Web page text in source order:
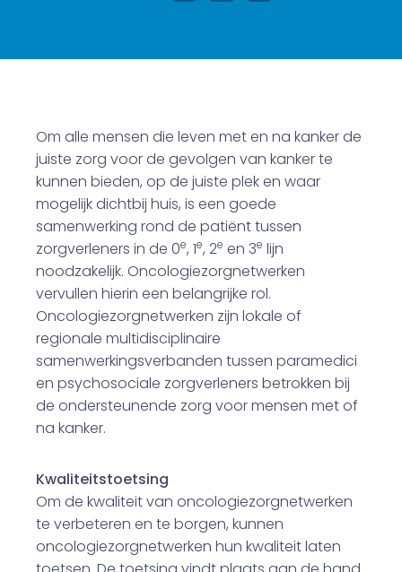
Om alle mensen die leven met en na kanker de
juiste zorg voor de gevolgen van kanker te
kunnen bieden, op de juiste plek en waar
mogelijk dichtbij huis, is een goede
samenwerking rond de patiënt tussen
zorgverleners in de 0e, 1e, 2e en 3e lijn
noodzakelijk. Oncologiezorgnetwerken
vervullen hierin een belangrijke rol.
Oncologiezorgnetwerken zijn lokale of
regionale multidisciplinaire
samenwerkingsverbanden tussen paramedici
en psychosociale zorgverleners betrokken bij
de ondersteunende zorg voor mensen met of
na kanker.
Kwaliteitstoetsing
Om de kwaliteit van oncologiezorgnetwerken
te verbeteren en te borgen, kunnen
oncologiezorgnetwerken hun kwaliteit laten